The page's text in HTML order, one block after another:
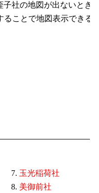
社の地図が出ないとき
ることで地図表示できる
玉光稲荷社
美御前社